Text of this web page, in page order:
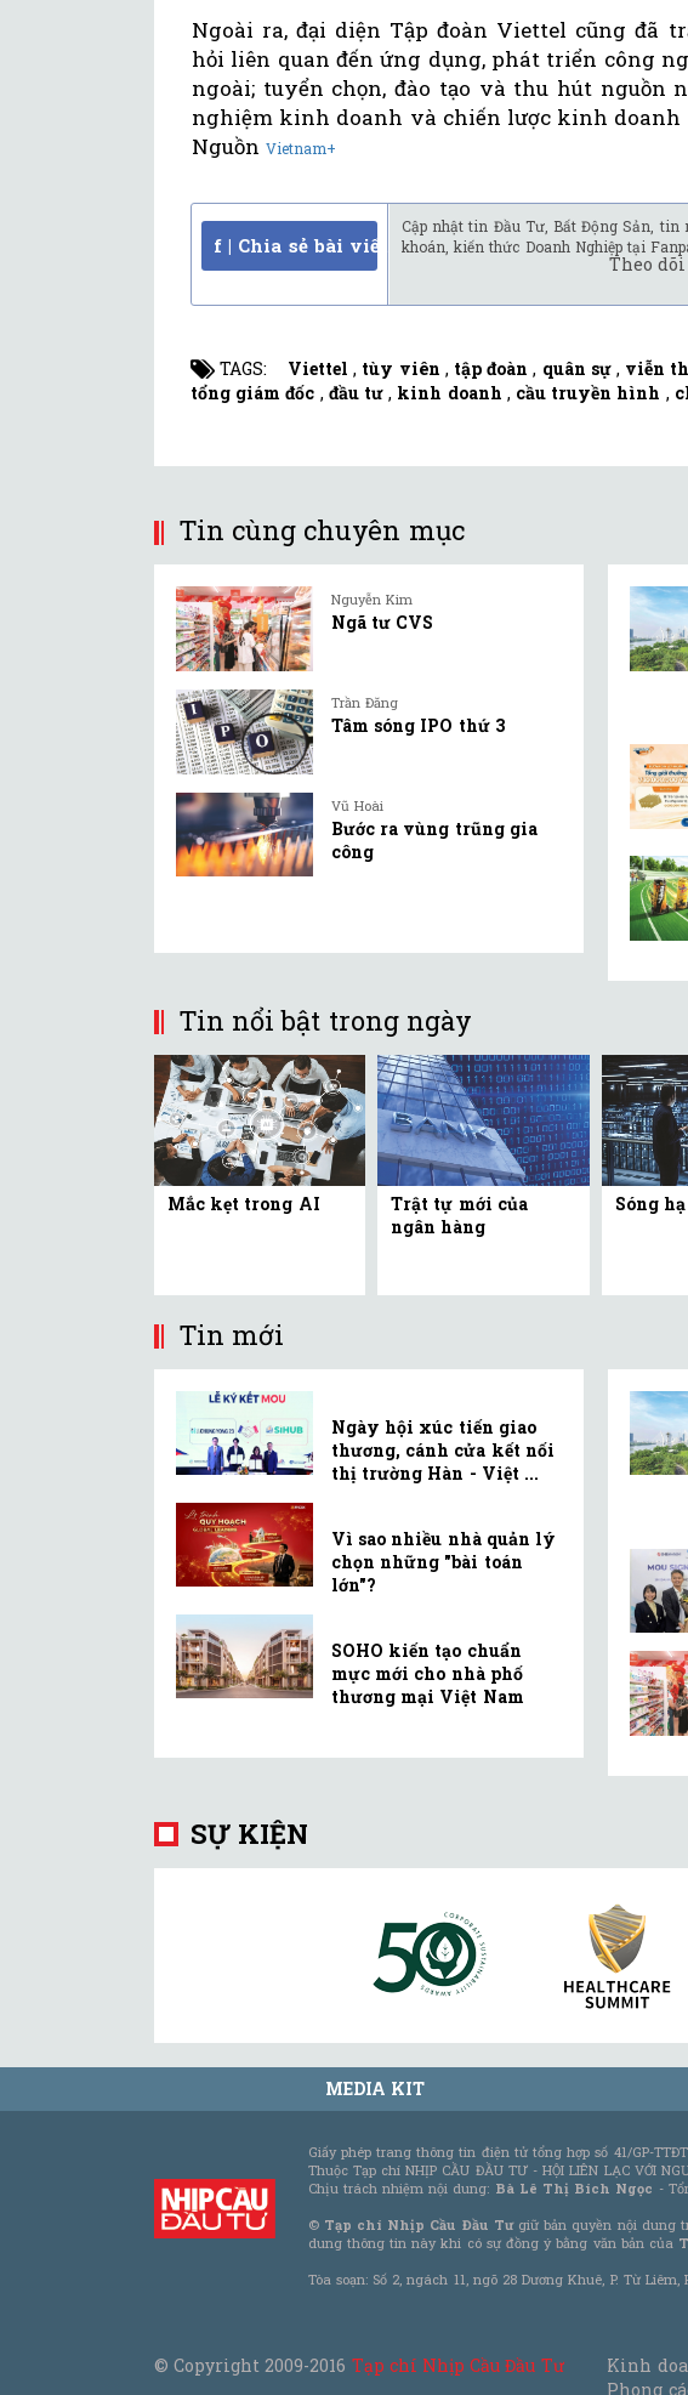
Ngoài ra, đại diện Tập đoàn Viettel cũng đã
hỏi liên quan đến ứng dụng, phát triển công
ngoài; tuyển chọn, đào tạo và thu hút nguồn
nghiệm kinh doanh và chiến lược kinh doanh
NguồnVietnam+
f | Chia sẻ bài viết
Cập nhật tin Đầu Tư, Bất Động Sản, tin
khoán, kiến thức Doanh Nghiệp tại
Theo dõi
TAGS: Viettel , tùy viên , tập đoàn , quân sự, viễn
tổng giám đốc , đầu tư ,kinh doanh , cầu truyền hình ,
Tin cùng chuyên mục
Nguyễn Kim
Ngã tư CVS
Trần Đăng
Tâm sóng IPO thứ 3
Vũ Hoài
Bước ra vùng trũng gia
công
Tin nổi bật trong ngày
Mắc kẹt trong AI
Trật tự mới của
ngân hàng
Sóng
Tin mới
Ngày hội xúc tiến giao
thương, cánh cửa kết nối
thị trường Hàn - Việt ...
Vì sao nhiều nhà quản lý
chọn những "bài toán
lớn"?
SOHO kiến tạo chuẩn
mực mới cho nhà phố
thương mại Việt Nam
SỰ KIỆN
MEDIA KIT
Giấy phép trang thông tin điện tử tổng hợp số 41/GP-TTĐT
Thuộc Tạp chí NHỊP CẦU ĐẦU TƯ - HỘI LIÊN LẠC VỚI
Chịu trách nhiệm nội dung: Bà Lê Thị Bích Ngọc -
© Tạp chí Nhịp Cầu Đầu Tưgiữ bản quyền nội dung
dung thông tin này khi có sự đồng ý bằng văn bản của
Tòa soạn: Số 2, ngách 11, ngõ 28 Dương Khuê, P. Từ Liêm,
© Copyright 2009-2016 Tạp chí Nhịp Cầu Đầu Tư Kinh
Phong